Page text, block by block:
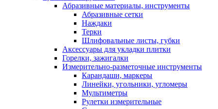
Абразивные материалы, инструменты
Абразивные сетки
Наждаки
Терки
Шлифовальные листы, губки
Аксессуары для укладки плитки
Горелки, зажигалки
Измерительно-разметочные инструменты
Карандаши, маркеры
Линейки, угольники, угломеры
Мультиметры
Рулетки измерительные